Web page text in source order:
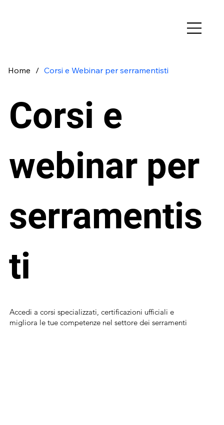
Home / Corsi e Webinar per serramentisti
Corsi e
webinar per
serramentis
ti
Accedi a corsi specializzati, certificazioni ufficiali e
migliora le tue competenze nel settore dei serramenti